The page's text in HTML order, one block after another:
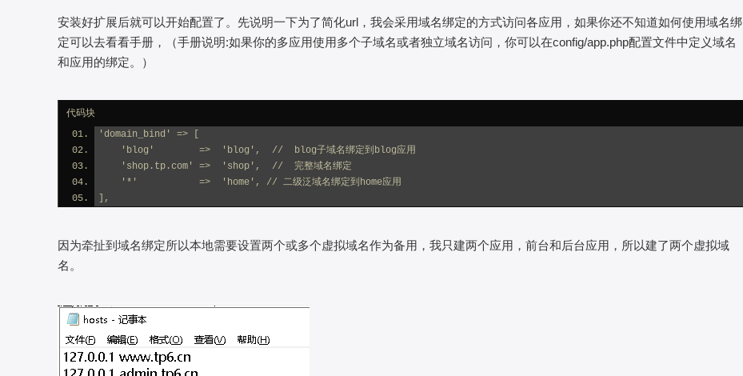
安装好扩展后就可以开始配置了。先说明一下为了简化url，我会采用域名绑定的方式访问各应用，如果你还不知道如何使用域名绑
定可以去看看手册，（手册说明:如果你的多应用使用多个子域名或者独立域名访问，你可以在config/app.php配置文件中定义域名
和应用的绑定。）
代码块
'domain_bind' => [
'blog'        =>  'blog',  //  blog子域名绑定到blog应用
'shop.tp.com' =>  'shop',  //  完整域名绑定
'*'           =>  'home', // 二级泛域名绑定到home应用
],
因为牵扯到域名绑定所以本地需要设置两个或多个虚拟域名作为备用，我只建两个应用，前台和后台应用，所以建了两个虚拟域
名。